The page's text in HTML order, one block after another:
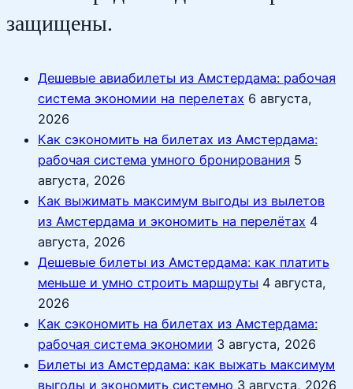
защищены.
Дешевые авиабилеты из Амстердама: рабочая
система экономии на перелетах 6 августа,
2026
Как сэкономить на билетах из Амстердама:
рабочая система умного бронирования 5
августа, 2026
Как выжимать максимум выгоды из вылетов
из Амстердама и экономить на перелётах 4
августа, 2026
Дешевые билеты из Амстердама: как платить
меньше и умно строить маршруты 4 августа,
2026
Как сэкономить на билетах из Амстердама:
рабочая система экономии 3 августа, 2026
Билеты из Амстердама: как выжать максимум
выгоды и экономить системно 3 августа, 2026